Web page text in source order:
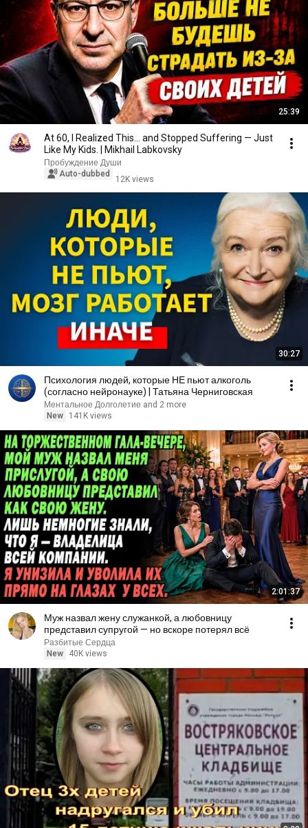
25:39
At 60, I Realized This... and Stopped Suffering — Just
Like My Kids. | Mikhail Labkovsky
Пробуждение Души
Auto-dubbed
12K views
30:27
Психология людей, которые НЕ пьют алкоголь
(согласно нейронауке) | Татьяна Черниговская
Ментальное Долголетие and 2 more
New
141K views
2:01:37
Муж назвал жену служанкой, а любовницу
представил супругой — но вскоре потерял всё
Разбитые Сердца
New
40K views